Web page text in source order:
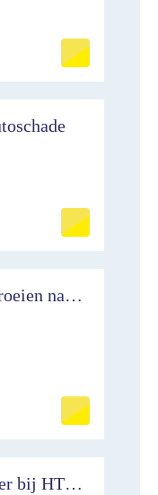
naar
bij HTH